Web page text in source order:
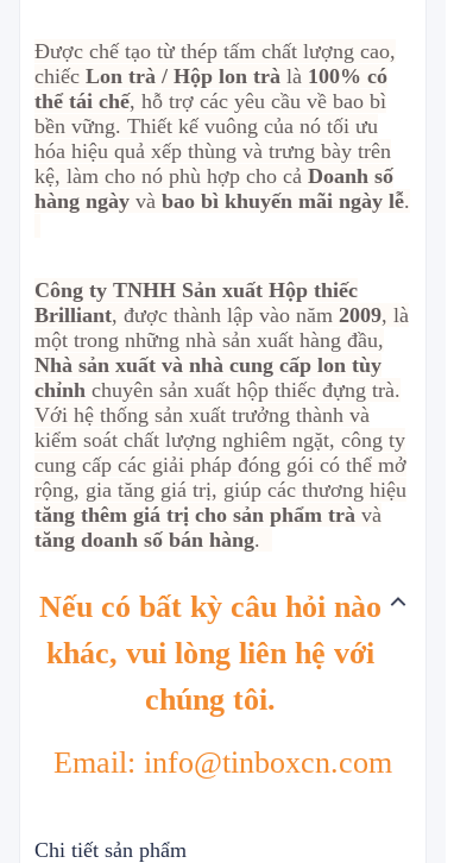
Được chế tạo từ thép tấm chất lượng cao,
chiếc Lon trà / Hộp lon trà là 100% có
thể tái chế, hỗ trợ các yêu cầu về bao bì
bền vững. Thiết kế vuông của nó tối ưu
hóa hiệu quả xếp thùng và trưng bày trên
kệ, làm cho nó phù hợp cho cả Doanh số
hàng ngày và bao bì khuyến mãi ngày lễ.
Công ty TNHH Sản xuất Hộp thiếc
Brilliant, được thành lập vào năm 2009, là
một trong những nhà sản xuất hàng đầu,
Nhà sản xuất và nhà cung cấp lon tùy
chỉnh chuyên sản xuất hộp thiếc đựng trà.
Với hệ thống sản xuất trưởng thành và
kiểm soát chất lượng nghiêm ngặt, công ty
cung cấp các giải pháp đóng gói có thể mở
rộng, gia tăng giá trị, giúp các thương hiệu
tăng thêm giá trị cho sản phẩm trà và
tăng doanh số bán hàng.
Nếu có bất kỳ câu hỏi nào
khác, vui lòng liên hệ với
chúng tôi.
Email: info@tinboxcn.com
Chi tiết sản phẩm